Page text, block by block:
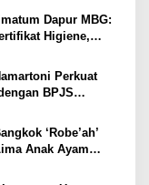
Dapur MBG:
Higiene,
Perkuat
BPJS
Makin Cepat dan
‘Robe’ah’
Anak Ayam
Kotabumi Heboh